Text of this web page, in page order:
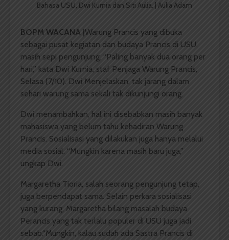
Bahasa USU, Dwi Kurnia dan Siti Aulia. | Aulia Adam
BOPM WACANA | Warung Prancis yang dibuka
sebagai pusat kegiatan dan budaya Prancis di USU,
masih sepi pengunjung. “Paling banyak dua orang per
hari,” kata Dwi Kurnia, staf Penjaga Warung Prancis,
Selasa (7/10). Dwi Menjelaskan, tak jarang dalam
sehari warung sama sekali tak dikunjungi orang.
Dwi menambahkan, hal ini disebabkan masih banyak
mahasiswa yang belum tahu kehadiran Warung
Prancis. Sosialisasi yang dilakukan juga hanya melalui
media sosial. “Mungkin karena masih baru juga,”
ungkap Dwi.
Margaretha Tioria, salah seorang pengunjung tetap,
juga berpendapat sama. Selain perkara sosialisasi
yang kurang, Margaretha bilang masalah budaya
Perancis yang tak terlalu populer di USU juga jadi
sebab.“Mungkin, kalau sudah ada Sastra Prancis di